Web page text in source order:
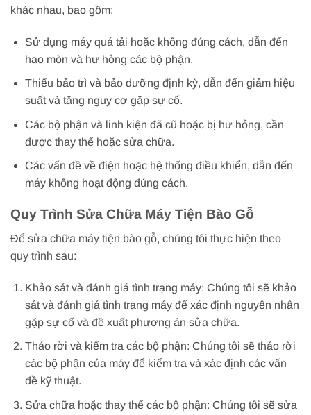
khác nhau, bao gồm:
Sử dụng máy quá tải hoặc không đúng cách, dẫn đến
hao mòn và hư hỏng các bộ phận.
Thiếu bảo trì và bảo dưỡng định kỳ, dẫn đến giảm hiệu
suất và tăng nguy cơ gặp sự cố.
Các bộ phận và linh kiện đã cũ hoặc bị hư hỏng, cần
được thay thế hoặc sửa chữa.
Các vấn đề về điện hoặc hệ thống điều khiển, dẫn đến
máy không hoạt động đúng cách.
Quy Trình Sửa Chữa Máy Tiện Bào Gỗ
Để sửa chữa máy tiện bào gỗ, chúng tôi thực hiện theo
quy trình sau:
Khảo sát và đánh giá tình trạng máy: Chúng tôi sẽ khảo
sát và đánh giá tình trạng máy để xác định nguyên nhân
gặp sự cố và đề xuất phương án sửa chữa.
Tháo rời và kiểm tra các bộ phận: Chúng tôi sẽ tháo rời
các bộ phận của máy để kiểm tra và xác định các vấn
đề kỹ thuật.
Sửa chữa hoặc thay thế các bộ phận: Chúng tôi sẽ sửa